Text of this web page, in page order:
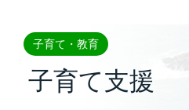
子育て・教育
子育て支援